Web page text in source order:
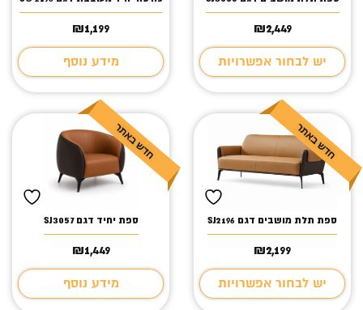
₪2,449
יש לבחור אפשרויות
₪1,199
מידע נוסף
ספת תלת מושבים דגם SJ2196
₪2,199
יש לבחור אפשרויות
ספת יחיד דגם SJ3057
₪1,449
מידע נוסף